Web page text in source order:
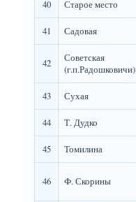
40 Старое место
41 Садовая
42
Советская
(г.п.Радошковичи)
43 Сухая
44 Т. Дудко
45 Томилина
46 Ф. Скорины